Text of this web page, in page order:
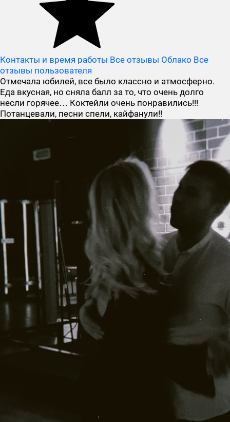
Контакты и время работы Все отзывы Облако Все
отзывы пользователя
Отмечала юбилей, все было классно и атмосферно.
Еда вкусная, но сняла балл за то, что очень долго
несли горячее… Коктейли очень понравились!!!
Потанцевали, песни спели, кайфанули!!